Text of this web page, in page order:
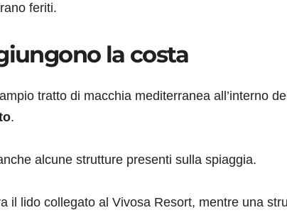
feriti.
la costa
tratto di macchia mediterranea all’interno
.
alcune strutture presenti sulla spiaggia.
il lido collegato al Vivosa Resort, mentre una